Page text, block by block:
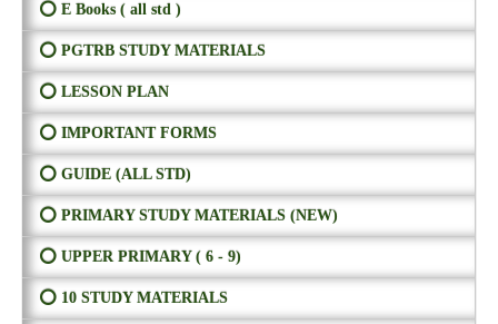
⭕ E Books ( all std )
⭕ PGTRB STUDY MATERIALS
⭕ LESSON PLAN
⭕ IMPORTANT FORMS
⭕ GUIDE (ALL STD)
⭕ PRIMARY STUDY MATERIALS (NEW)
⭕ UPPER PRIMARY ( 6 - 9)
⭕ 10 STUDY MATERIALS